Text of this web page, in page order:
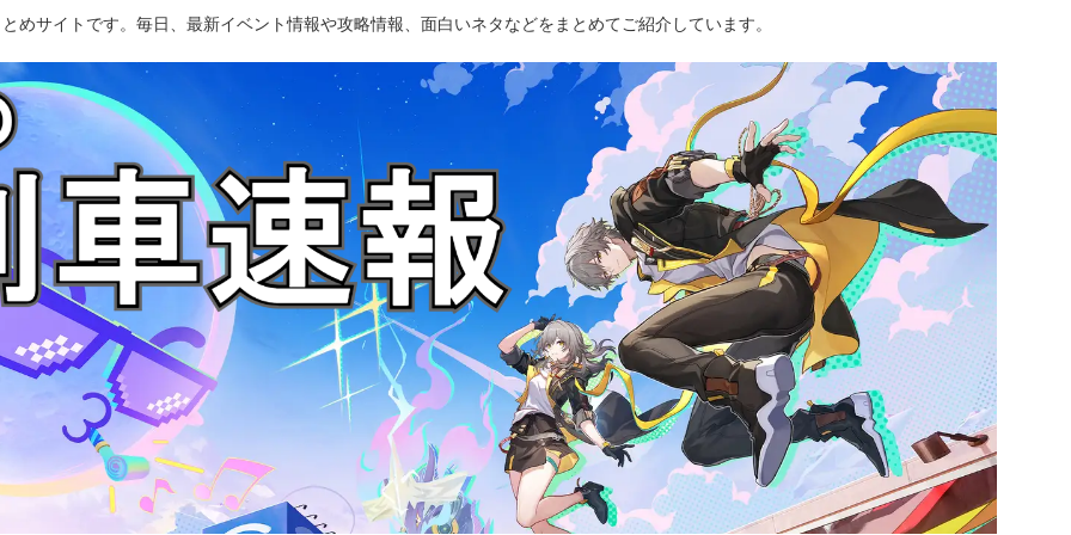
めサイトです。毎日、最新イベント情報や攻略情報、面白いネタなどをまとめてご紹介しています。